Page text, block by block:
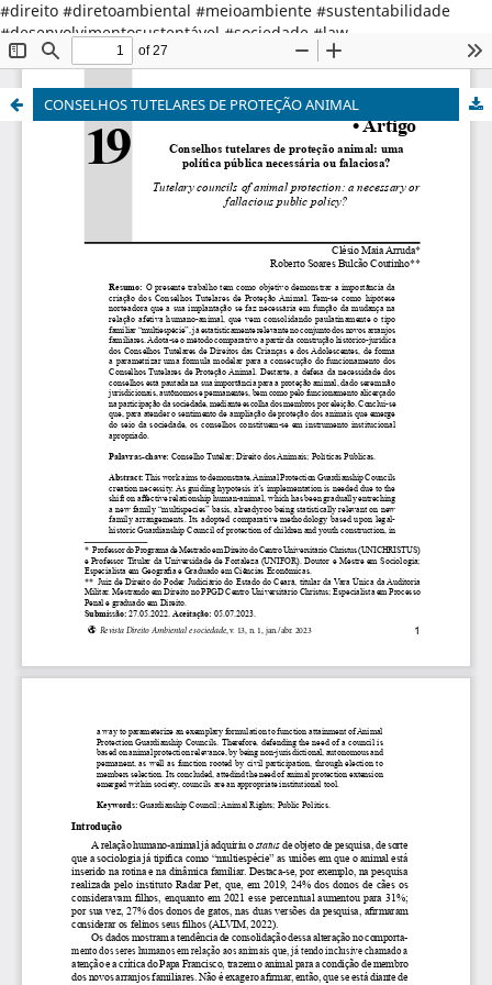
#direito #diretoambiental #meioambiente #sustentabilidade
#desenvolvimentosustentável #sociedade #law
#environmentallaw #environment #sustainabledevelopment
#society
CONSELHOS TUTELARES DE PROTEÇÃO ANIMAL